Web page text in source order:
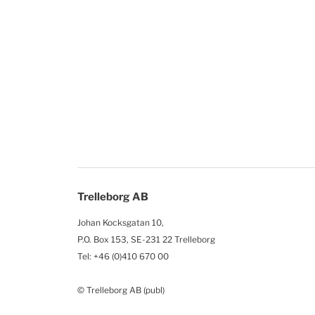
Trelleborg AB
Johan Kocksgatan 10,
P.O. Box 153, SE-231 22 Trelleborg
Tel: +46 (0)410 670 00
© Trelleborg AB (publ)